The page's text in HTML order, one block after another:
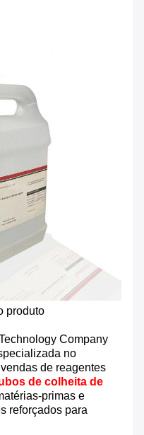
produto
Company
no
de reagentes
de colheita de
primas e
reforçados para